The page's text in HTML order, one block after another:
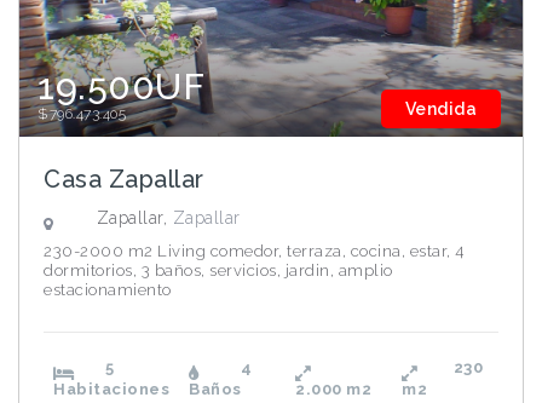
Vendida
19.500UF
$796.473.405
Casa Zapallar
Zapallar, Zapallar
230-2000 m2 Living comedor, terraza, cocina, estar, 4
dormitorios, 3 baños, servicios, jardin, amplio
estacionamiento
5
Habitaciones
4
Baños
2.000 m2
230
m2